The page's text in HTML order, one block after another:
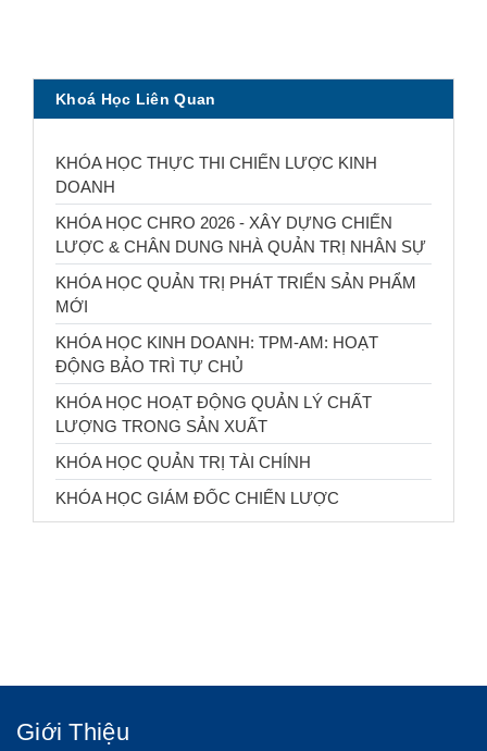
Khoá Học Liên Quan
KHÓA HỌC THỰC THI CHIẾN LƯỢC KINH
DOANH
KHÓA HỌC CHRO 2026 - XÂY DỰNG CHIẾN
LƯỢC & CHÂN DUNG NHÀ QUẢN TRỊ NHÂN SỰ
KHÓA HỌC QUẢN TRỊ PHÁT TRIỂN SẢN PHẨM
MỚI
KHÓA HỌC KINH DOANH: TPM-AM: HOẠT
ĐỘNG BẢO TRÌ TỰ CHỦ
KHÓA HỌC HOẠT ĐỘNG QUẢN LÝ CHẤT
LƯỢNG TRONG SẢN XUẤT
KHÓA HỌC QUẢN TRỊ TÀI CHÍNH
KHÓA HỌC GIÁM ĐỐC CHIẾN LƯỢC
Giới Thiệu